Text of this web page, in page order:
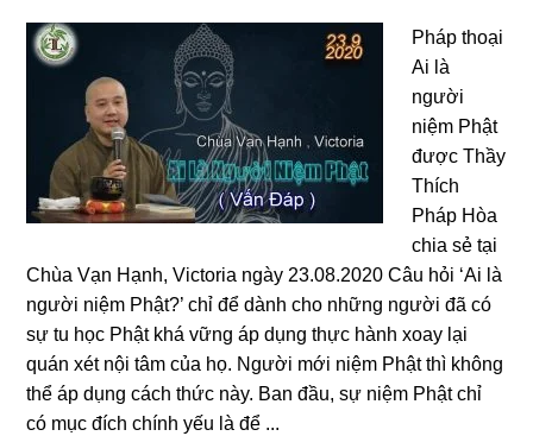
Pháp thoại
Ai là
người
niệm Phật
được Thầy
Thích
Pháp Hòa
chia sẻ tại
Chùa Vạn Hạnh, Victoria ngày 23.08.2020 Câu hỏi ‘Ai là
người niệm Phật?’ chỉ để dành cho những người đã có
sự tu học Phật khá vững áp dụng thực hành xoay lại
quán xét nội tâm của họ. Người mới niệm Phật thì không
thể áp dụng cách thức này. Ban đầu, sự niệm Phật chỉ
có mục đích chính yếu là để ...